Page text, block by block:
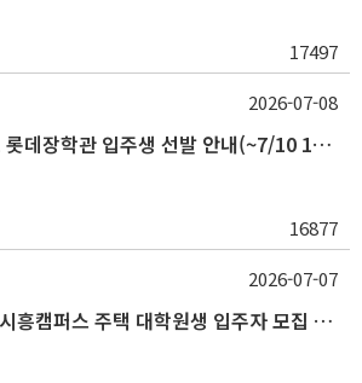
17497
2026-2학기 신격호 롯데장학관 입주생 선발 안내(~7/10 10:00)
16877
2026-07-08
2026학년도 2학기 시흥캠퍼스 주택 대학원생 입주자 모집 안내
2026-07-07